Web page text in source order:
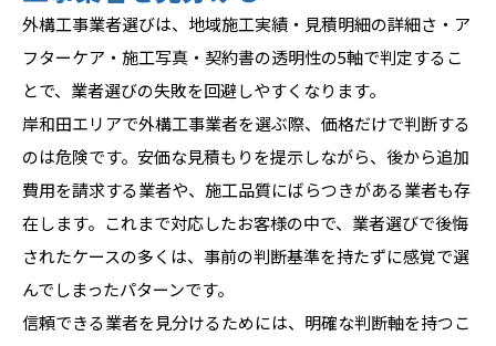
外構工事業者選びは、地域施工実績・見積明細の詳細さ・ア
フターケア・施工写真・契約書の透明性の5軸で判定するこ
とで、業者選びの失敗を回避しやすくなります。
岸和田エリアで外構工事業者を選ぶ際、価格だけで判断する
のは危険です。安価な見積もりを提示しながら、後から追加
費用を請求する業者や、施工品質にばらつきがある業者も存
在します。これまで対応したお客様の中で、業者選びで後悔
されたケースの多くは、事前の判断基準を持たずに感覚で選
んでしまったパターンです。
信頼できる業者を見分けるためには、明確な判断軸を持つこ